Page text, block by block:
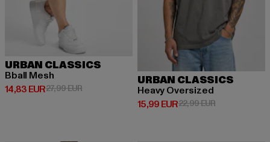
URBAN CLASSICS
Bball Mesh
14,83 EUR
Derzeitiger Preis: 14,83 EUR
27,99 EURAktionspreis: 27,99 EUR
URBAN CLASSICS
Heavy Oversized
15,99 EUR
Derzeitiger Preis: 15,99 EUR
22,99 EURAktionspreis: